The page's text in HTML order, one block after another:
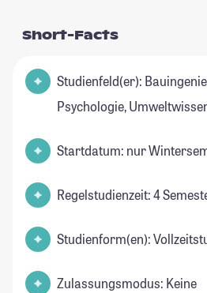
Short-Facts
Studienfeld(er):
Psychologie,
Startdatum: nur
Regelstudienzeit: 4
Studienform(en):
Zulassungsmodus: Keine